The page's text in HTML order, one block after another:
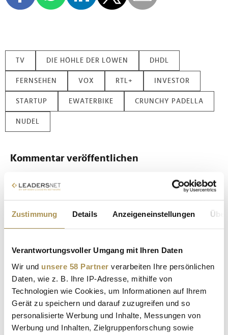
Zustimmung Details Anzeigeneinstellungen
Verantwortungsvoller Umgang mit Ihren Daten
Wir und unsere 58 Partner verarbeiten Ihre persönlichen
Daten, wie z. B. Ihre IP-Adresse, mithilfe von
Technologien wie Cookies, um Informationen auf Ihrem
Gerät zu speichern und darauf zuzugreifen und so
personalisierte Werbung und Inhalte, Messungen von
Werbung und Inhalten, Zielgruppenforschung sowie
TV DIE HÖHLE DER LÖWEN DHDL
FERNSEHEN VOX RTL+ INVESTOR
STARTUP EWATERBIKE CRUNCHY PADELLA
NUDEL
Kommentar veröffentlichen
Sicherheitscode bestätigen: